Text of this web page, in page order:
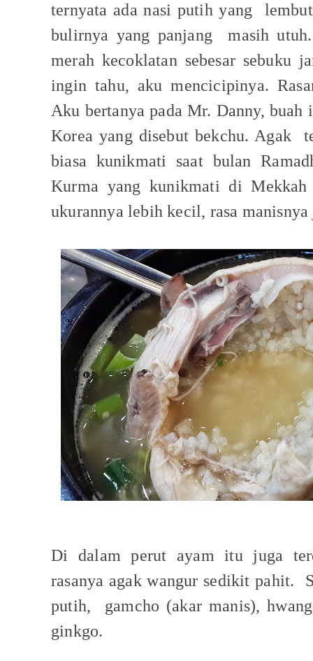
ternyata ada nasi putih yang
bulirnya yang panjang
masih
merah kecoklatan sebesar sebuku
ingin tahu, aku mencicipinya.
Aku bertanya pada Mr. Danny, buah
Korea yang disebut bekchu. Agak
biasa kunikmati saat bulan
Kurma yang kunikmati di
ukurannya lebih kecil, rasa
Di dalam perut ayam itu juga
rasanya agak wangur sedikit pahit.
putih,
gamcho (akar manis),
ginkgo.